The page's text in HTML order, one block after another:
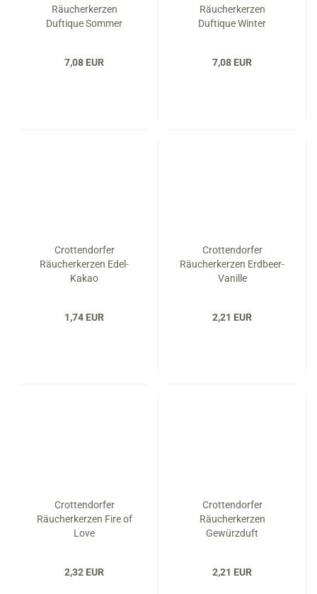
Räucherkerzen
Duftique Sommer
7,08 EUR
Räucherkerzen
Duftique Winter
7,08 EUR
Crottendorfer
Räucherkerzen Edel-
Kakao
1,74 EUR
Crottendorfer
Räucherkerzen Erdbeer-
Vanille
2,21 EUR
Crottendorfer
Räucherkerzen Fire of
Love
2,32 EUR
Crottendorfer
Räucherkerzen
Gewürzduft
2,21 EUR